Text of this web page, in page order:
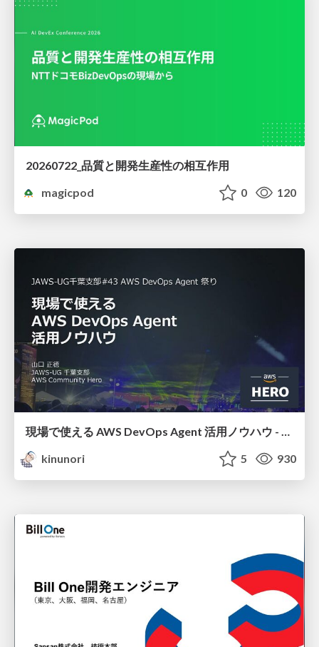
20260722_品質と開発生産性の相互作用
magicpod
0 120
現場で使える AWS DevOps Agent 活用ノウハウ - Release Management 機能の検証結果を添えて / AWS DevOps Agent Release Management and Know-How
kinunori
5 930